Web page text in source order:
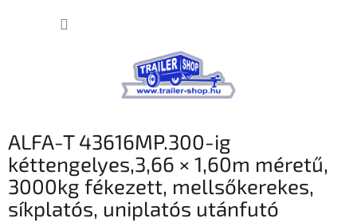
ALFA-T 43616MP.300-ig
kéttengelyes,3,66 × 1,60m méretű,
3000kg fékezett, mellsőkerekes,
síkplatós, uniplatós utánfutó